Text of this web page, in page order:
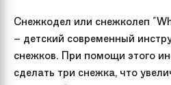
Снежкодел или снежколеп
– детский современный
снежков. При помощи этого
сделать три снежка, что